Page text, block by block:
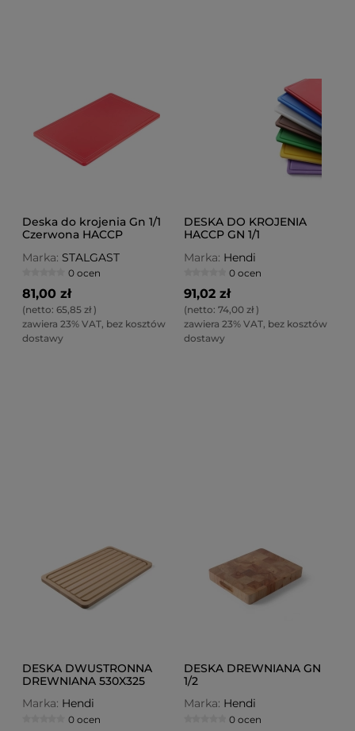
Deska do krojenia Gn 1/1
Czerwona HACCP
Marka: STALGAST
0 ocen
81,00 zł
(netto: 65,85 zł)
zawiera 23% VAT, bez kosztów
dostawy
DESKA DO KROJENIA
HACCP GN 1/1
Marka: Hendi
0 ocen
91,02 zł
(netto: 74,00 zł)
zawiera 23% VAT, bez kosztów
dostawy
DESKA DWUSTRONNA
DREWNIANA 530X325
Marka: Hendi
0 ocen
DESKA DREWNIANA GN
1/2
Marka: Hendi
0 ocen